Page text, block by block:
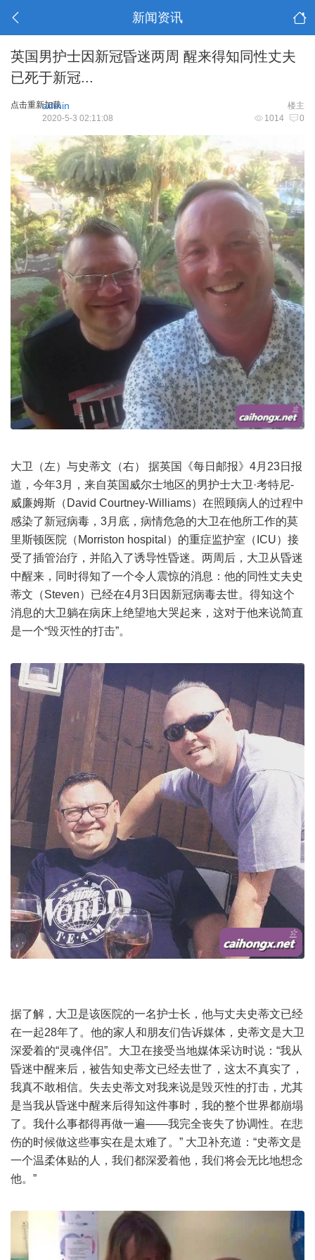
新闻资讯
英国男护士因新冠昏迷两周 醒来得知同性丈夫
已死于新冠...
点击重新加载 楼主
admin
1014 0
2020-5-3 02:11:08
大卫（左）与史蒂文（右） 据英国《每日邮报》4月23日报
道，今年3月，来自英国威尔士地区的男护士大卫·考特尼-
威廉姆斯（David Courtney-Williams）在照顾病人的过程中
感染了新冠病毒，3月底，病情危急的大卫在他所工作的莫
里斯顿医院（Morriston hospital）的重症监护室（ICU）接
受了插管治疗，并陷入了诱导性昏迷。两周后，大卫从昏迷
中醒来，同时得知了一个令人震惊的消息：他的同性丈夫史
蒂文（Steven）已经在4月3日因新冠病毒去世。得知这个
消息的大卫躺在病床上绝望地大哭起来，这对于他来说简直
是一个“毁灭性的打击”。
据了解，大卫是该医院的一名护士长，他与丈夫史蒂文已经
在一起28年了。他的家人和朋友们告诉媒体，史蒂文是大卫
深爱着的“灵魂伴侣”。大卫在接受当地媒体采访时说：“我从
昏迷中醒来后，被告知史蒂文已经去世了，这太不真实了，
我真不敢相信。失去史蒂文对我来说是毁灭性的打击，尤其
是当我从昏迷中醒来后得知这件事时，我的整个世界都崩塌
了。我什么事都得再做一遍——我完全丧失了协调性。在悲
伤的时候做这些事实在是太难了。” 大卫补充道：“史蒂文是
一个温柔体贴的人，我们都深爱着他，我们将会无比地想念
他。”